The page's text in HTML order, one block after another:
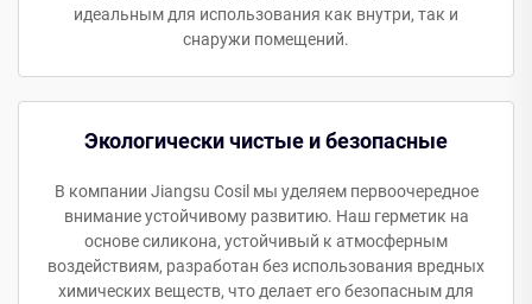
идеальным для использования как внутри, так и
снаружи помещений.
Экологически чистые и безопасные
В компании Jiangsu Cosil мы уделяем первоочередное
внимание устойчивому развитию. Наш герметик на
основе силикона, устойчивый к атмосферным
воздействиям, разработан без использования вредных
химических веществ, что делает его безопасным для